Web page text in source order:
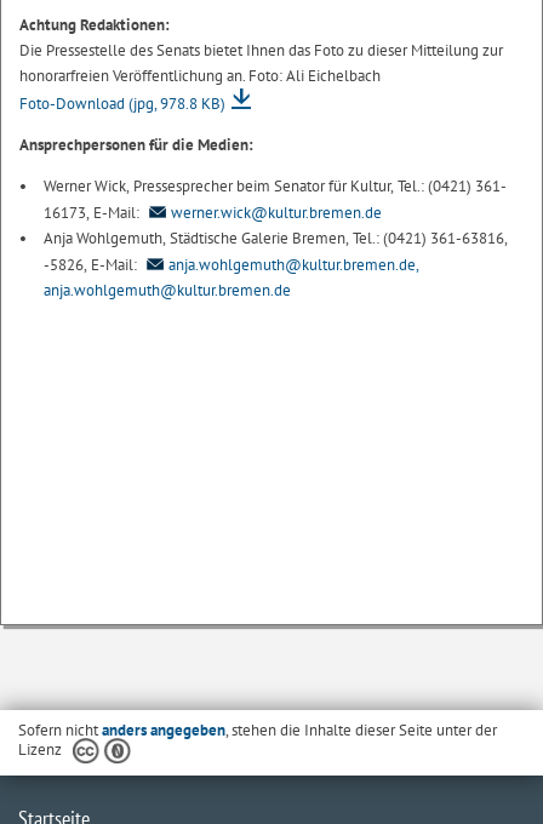
Achtung Redaktionen:
Die Pressestelle des Senats bietet Ihnen das Foto zu dieser Mitteilung zur
honorarfreien Veröffentlichung an. Foto: Ali Eichelbach
Foto-Download (jpg, 978.8 KB)
Ansprechpersonen für die Medien:
Werner Wick, Pressesprecher beim Senator für Kultur, Tel.: (0421) 361-
16173, E-Mail:
werner.wick@kultur.bremen.de
Anja Wohlgemuth, Städtische Galerie Bremen, Tel.: (0421) 361-63816,
-5826, E-Mail:
anja.wohlgemuth@kultur.bremen.de,
anja.wohlgemuth@kultur.bremen.de
Sofern nichtanders angegeben, stehen die Inhalte dieser Seite unter der
Lizenz